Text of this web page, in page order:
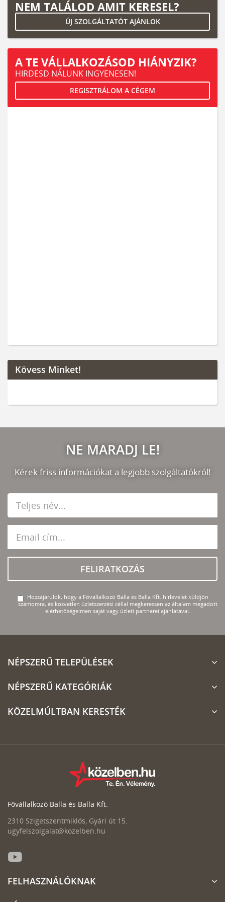
NEM TALÁLOD AMIT KERESEL?
ÚJ SZOLGÁLTATÓT AJÁNLOK
A TE VÁLLALKOZÁSOD HIÁNYZIK?
HIRDESD NÁLUNK INGYENESEN!
REGISZTRÁLOM A CÉGEM
Kövess Minket!
NE MARADJ LE!
Kérek friss információkat a legjobb szolgáltatókról!
FELIRATKOZÁS
Hozzájárulok, hogy a Fővállalkozó Balla és Balla Kft. hírlevelet küldjön
számomra, és közvetlen üzletszerzési céllal megkeressen az általam megadott
elérhetőségeimen saját vagy üzleti partnerei ajánlatával.
NÉPSZERŰ TELEPÜLÉSEK
NÉPSZERŰ KATEGÓRIÁK
KÖZELMÚLTBAN KERESTÉK
Fővállalkozó Balla és Balla Kft.
2310 Szigetszentmiklós, Gyári út 15.
ugyfelszolgalat@kozelben.hu
FELHASZNÁLÓKNAK